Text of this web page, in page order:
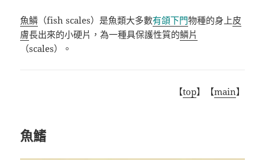
魚鱗 （fish scales）是魚類大多數有頜下門物種的身上皮
膚長出來的小硬片，為一種具保護性質的鱗片
（scales）。
【top】【main】
魚鰭